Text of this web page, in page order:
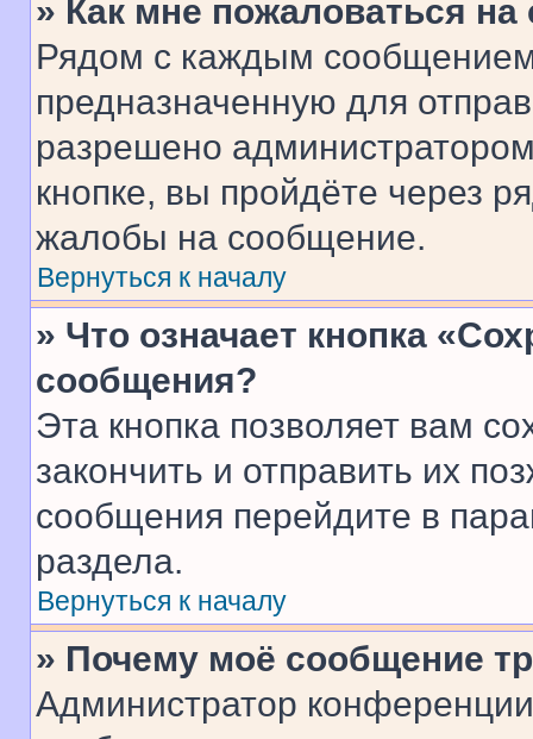
» Как мне пожаловаться
Рядом с каждым сообщением
предназначенную для
разрешено
кнопке, вы пройдёте через
жалобы на сообщение.
Вернуться к началу
» Что означает кнопка
сообщения?
Эта кнопка позволяет вам
закончить и отправить их
сообщения перейдите в
раздела.
Вернуться к началу
» Почему моё сообщение
Администратор